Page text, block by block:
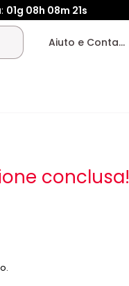
01g 08h 08m 20s
Aiuto e Contatti
conclusa!